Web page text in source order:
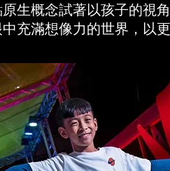
生概念試著以孩子的視
充滿想像力的世界，以